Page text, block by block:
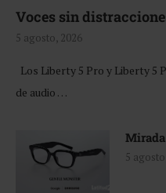
Voces sin
5 agosto, 2026
Los Liberty 5 Pro y Liberty 5
de audio …
5